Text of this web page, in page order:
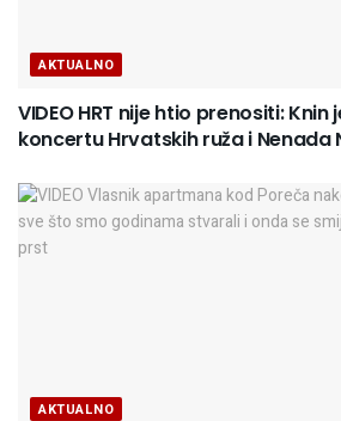
AKTUALNO
VIDEO HRT nije htio prenositi: Knin
koncertu Hrvatskih ruža i Nenada
AKTUALNO